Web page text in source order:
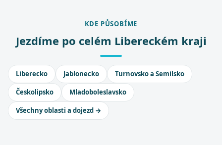
KDE PŮSOBÍME
Jezdíme po celém Libereckém kraji
Liberecko Jablonecko Turnovsko a Semilsko
Českolipsko Mladoboleslavsko
Všechny oblasti a dojezd →